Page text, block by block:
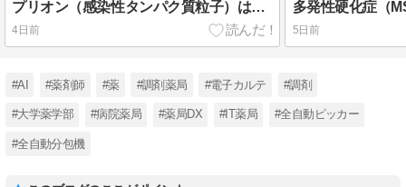
プリオン（感染性タンパク質粒子）は、細菌やウイルスと異なり核酸（DNAやRNA）を持たないタンパク質のみの病原体です。
4日前 5日前
#AI #薬剤師 #薬 #調剤薬局 #電子カルテ #調剤
#大学薬学部 #病院薬局 #薬局DX #IT薬局 #全自動ピッカー
#全自動分包機